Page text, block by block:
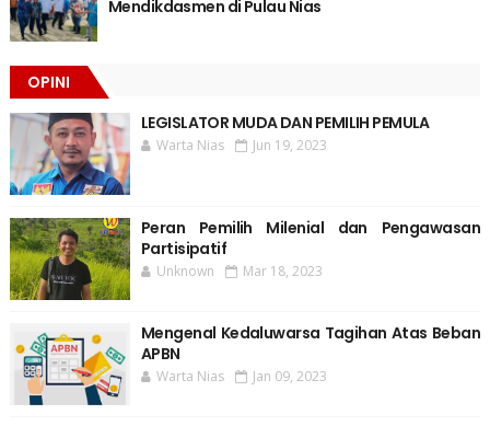
Mendikdasmen di Pulau Nias
OPINI
LEGISLATOR MUDA DAN PEMILIH PEMULA
Warta Nias Jun 19, 2023
Peran Pemilih Milenial dan Pengawasan
Partisipatif
Unknown Mar 18, 2023
Mengenal Kedaluwarsa Tagihan Atas Beban
APBN
Warta Nias Jan 09, 2023